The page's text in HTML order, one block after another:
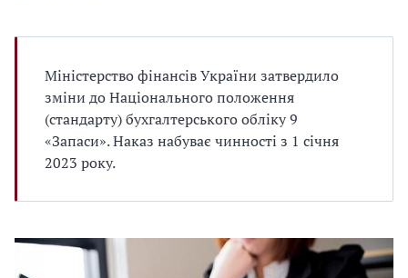
Міністерство фінансів України затвердило
зміни до Національного положення
(стандарту) бухгалтерського обліку 9
«Запаси». Наказ набуває чинності з 1 січня
2023 року.